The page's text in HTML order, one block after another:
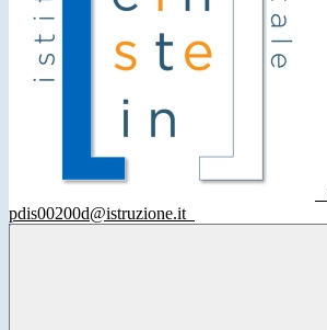
pdis00200d@istruzione.it